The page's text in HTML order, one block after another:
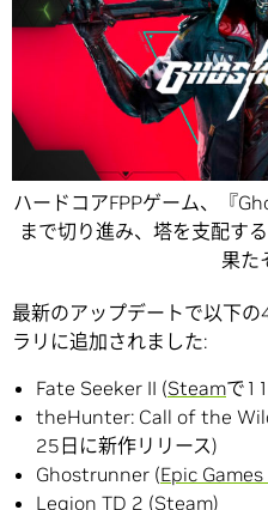
ハードコアFPPゲーム、『
まで切り進み、塔を支配す
果た
最新のアップデートで以下
ラリに追加されました:
Fate Seeker II (Steamで
theHunter: Call of the
25日に新作リリース)
Ghostrunner (Epic
Legion TD 2 (Steam)